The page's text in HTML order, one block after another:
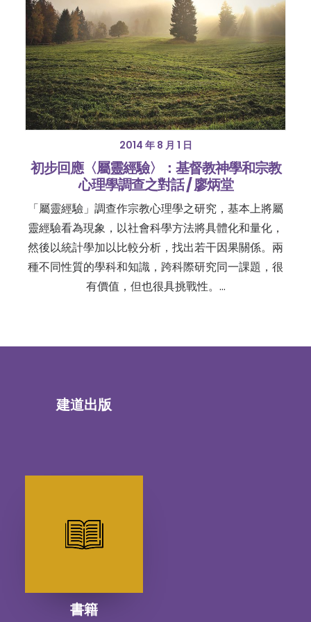
2014 年 8 月 1 日
初步回應〈屬靈經驗〉：基督教神學和宗教
心理學調查之對話 / 廖炳堂
「屬靈經驗」調查作宗教心理學之研究，基本上將屬
靈經驗看為現象，以社會科學方法將具體化和量化，
然後以統計學加以比較分析，找出若干因果關係。兩
種不同性質的學科和知識，跨科際研究同一課題，很
有價值，但也很具挑戰性。…
建道出版
書籍